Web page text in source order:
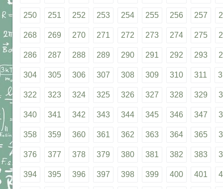
250 251 252 253 254 255 256 257
268 269 270 271 272 273 274 275
286 287 288 289 290 291 292 293
304 305 306 307 308 309 310 311
322 323 324 325 326 327 328 329
340 341 342 343 344 345 346 347
358 359 360 361 362 363 364 365
376 377 378 379 380 381 382 383
394 395 396 397 398 399 400 401